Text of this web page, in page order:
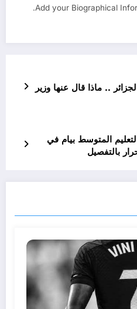
Add your Biographical
.. ماذا قال عنها وزير
التعليم المتوسط بيام في